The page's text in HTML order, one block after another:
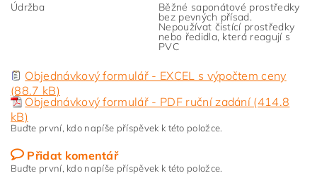
Údržba
Běžné saponátové prostředky
bez pevných přísad.
Nepoužívat čistící prostředky
nebo ředidla, která reagují s
PVC
Objednávkový formulář - EXCEL s výpočtem ceny
(88.7 kB)
Objednávkový formulář - PDF ruční zadání (414.8
kB)
Buďte první, kdo napíše příspěvek k této položce.
Přidat komentář
Buďte první, kdo napíše příspěvek k této položce.